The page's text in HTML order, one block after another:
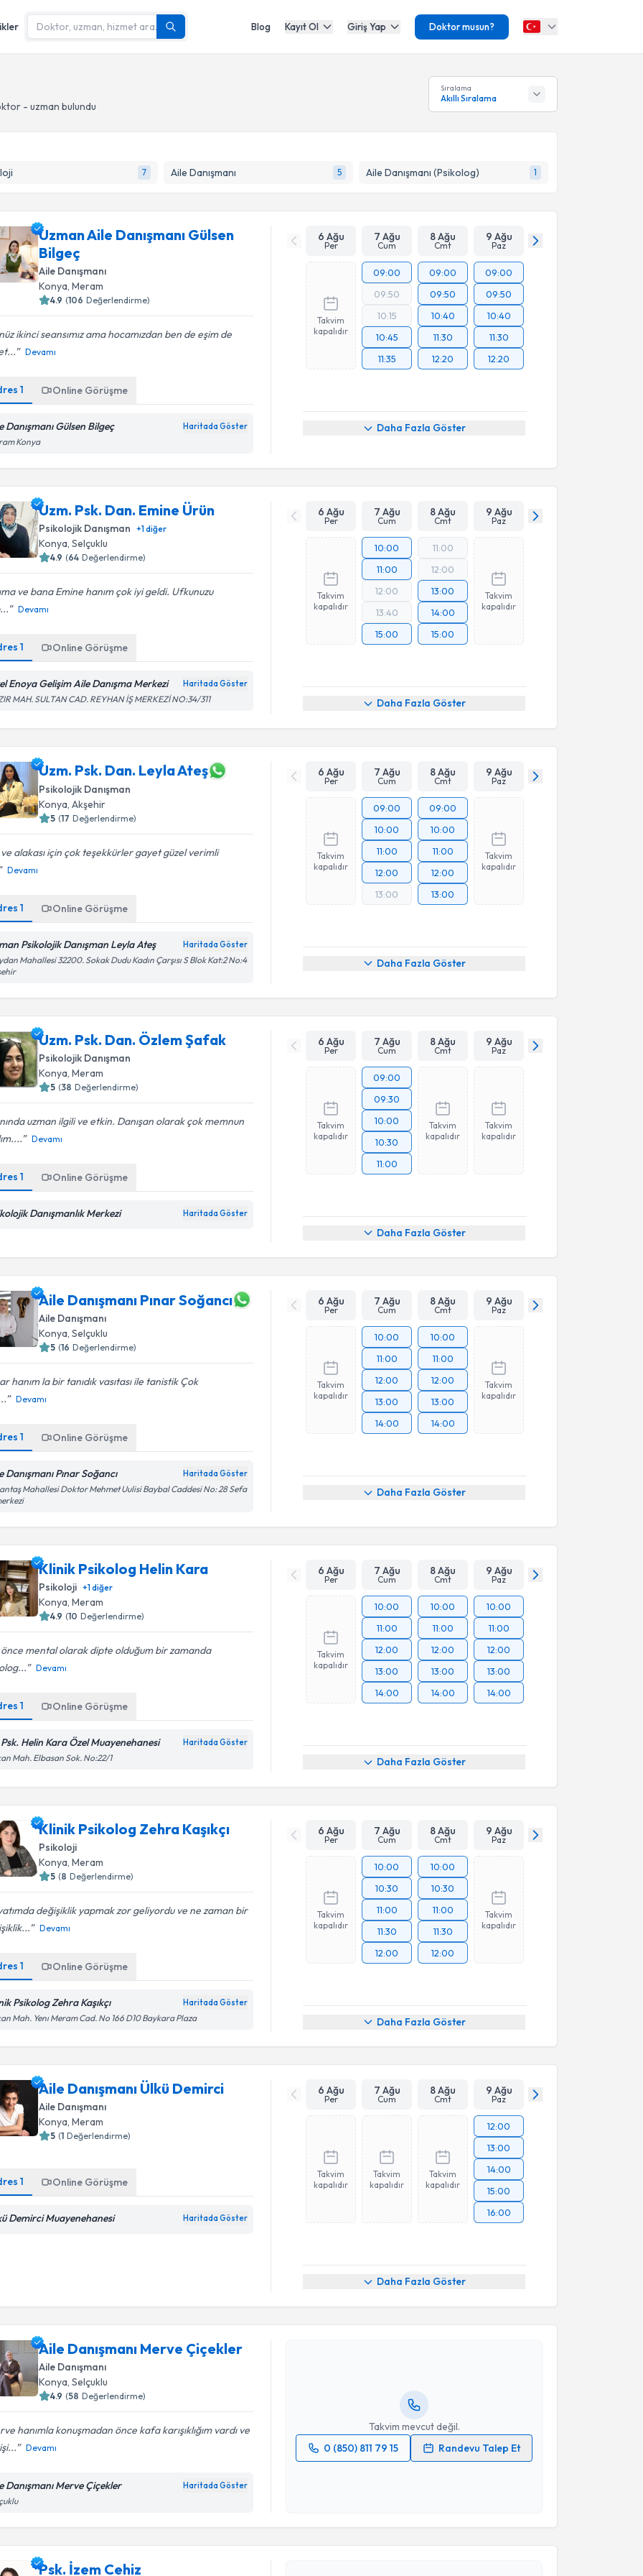
Blog Kayıt Ol Giriş Yap Doktor musun?
- uzman bulundu
Sıralama
Akıllı Sıralama
7 Aile Danışmanı 5 Aile Danışmanı (Psikolog) 1
Uzman Aile Danışmanı Gülsen
Bilgeç
Aile Danışmanı
Konya, Meram
4.9 (106 Değerlendirme)
ikinci seansımız ama hocamızdan ben de eşim de
Devamı
1 Online Görüşme
Danışmanı Gülsen Bilgeç Haritada Göster
Konya
6 Ağu
Per
7 Ağu
Cum
8 Ağu
Cmt
9 Ağu
Paz
Takvim
kapalıdır
09:00
09:50
10:15
10:45
11:35
09:00
09:50
10:40
11:30
12:20
09:00
09:50
10:40
11:30
12:20
Daha Fazla Göster
Uzm. Psk. Dan. Emine Ürün
Psikolojik Danışman +1diğer
Konya, Selçuklu
4.9 (64 Değerlendirme)
ve bana Emine hanım çok iyi geldi. Ufkunuzu
Devamı
1 Online Görüşme
Enoya Gelişim Aile Danışma Merkezi Haritada Göster
MAH. SULTAN CAD. REYHAN İŞ MERKEZİ NO:34/311
6 Ağu
Per
7 Ağu
Cum
8 Ağu
Cmt
9 Ağu
Paz
Takvim
kapalıdır
10:00
11:00
12:00
13:40
15:00
11:00
12:00
13:00
14:00
15:00
Takvim
kapalıdır
Daha Fazla Göster
Uzm. Psk. Dan. Leyla Ateş
Psikolojik Danışman
Konya , Akşehir
5 (17 Değerlendirme)
alakası için çok teşekkürler gayet güzel verimli
Devamı
1 Online Görüşme
Psikolojik Danışman Leyla Ateş Haritada Göster
Mahallesi 32200. Sokak Dudu Kadın Çarşısı S Blok Kat:2 No:4
6 Ağu
Per
7 Ağu
Cum
8 Ağu
Cmt
9 Ağu
Paz
Takvim
kapalıdır
09:00
10:00
11:00
12:00
13:00
09:00
10:00
11:00
12:00
13:00
Takvim
kapalıdır
Daha Fazla Göster
Uzm. Psk. Dan. Özlem Şafak
Psikolojik Danışman
Konya , Meram
5 (38 Değerlendirme)
uzman ilgili ve etkin. Danışan olarak çok memnun
Devamı
1 Online Görüşme
Danışmanlık Merkezi Haritada Göster
6 Ağu
Per
7 Ağu
Cum
8 Ağu
Cmt
9 Ağu
Paz
Takvim
kapalıdır
09:00
09:30
10:00
10:30
11:00
Takvim
kapalıdır
Takvim
kapalıdır
Daha Fazla Göster
Aile Danışmanı Pınar Soğancı
Aile Danışmanı
Konya, Selçuklu
5 (16 Değerlendirme)
hanım la bir tanıdık vasıtası ile tanistik Çok
Devamı
1 Online Görüşme
Danışmanı Pınar Soğancı Haritada Göster
Mahallesi Doktor Mehmet Uulisi Baybal Caddesi No: 28 Sefa
6 Ağu
Per
7 Ağu
Cum
8 Ağu
Cmt
9 Ağu
Paz
Takvim
kapalıdır
10:00
11:00
12:00
13:00
14:00
10:00
11:00
12:00
13:00
14:00
Takvim
kapalıdır
Daha Fazla Göster
Klinik Psikolog Helin Kara
Psikoloji +1diğer
Konya, Meram
4.9 (10 Değerlendirme)
mental olarak dipte olduğum bir zamanda
Devamı
1 Online Görüşme
Helin Kara Özel Muayenehanesi Haritada Göster
Mah. Elbasan Sok. No:22/1
6 Ağu
Per
7 Ağu
Cum
8 Ağu
Cmt
9 Ağu
Paz
Takvim
kapalıdır
10:00
11:00
12:00
13:00
14:00
10:00
11:00
12:00
13:00
14:00
10:00
11:00
12:00
13:00
14:00
Daha Fazla Göster
Klinik Psikolog Zehra Kaşıkçı
Psikoloji
Konya , Meram
5 (8 Değerlendirme)
değişiklik yapmak zor geliyordu ve ne zaman bir
Devamı
1 Online Görüşme
Psikolog Zehra Kaşıkçı Haritada Göster
Mah. Yenı Meram Cad. No 166 D10 Baykara Plaza
6 Ağu
Per
7 Ağu
Cum
8 Ağu
Cmt
9 Ağu
Paz
Takvim
kapalıdır
10:00
10:30
11:00
11:30
12:00
10:00
10:30
11:00
11:30
12:00
Takvim
kapalıdır
Daha Fazla Göster
Aile Danışmanı Ülkü Demirci
Aile Danışmanı
Konya, Meram
5 (1 Değerlendirme)
1 Online Görüşme
Demirci Muayenehanesi Haritada Göster
6 Ağu
Per
7 Ağu
Cum
8 Ağu
Cmt
9 Ağu
Paz
Takvim
kapalıdır
Takvim
kapalıdır
Takvim
kapalıdır
12:00
13:00
14:00
15:00
16:00
Daha Fazla Göster
Aile Danışmanı Merve Çiçekler
Aile Danışmanı
Konya , Selçuklu
4.9 (58 Değerlendirme)
hanımla konuşmadan önce kafa karışıklığım vardı ve
Devamı
Danışmanı Merve Çiçekler Haritada Göster
Takvim mevcut değil.
0 (850) 811 79 15
Randevu Talep Et
Randevu Takvimi Talebi
Aile Danışmanı Merve Çiçekler
Takvim Talebini Gönder
Psk. İzem Cehiz